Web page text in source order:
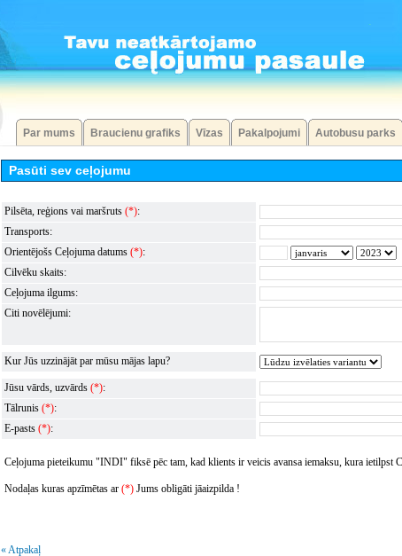
Par mums Braucienu grafiks Vīzas Pakalpojumi Autobusu parks
Pasūti sev ceļojumu
Pilsēta, reģions vai maršruts (*):
Transports:
Orientējošs Ceļojuma datums (*):
Cilvēku skaits:
Ceļojuma ilgums:
Citi novēlējumi:
Kur Jūs uzzinājāt par mūsu mājas lapu?
Jūsu vārds, uzvārds (*):
Tālrunis (*):
E-pasts (*):
Ceļojuma pieteikumu "INDI" fiksē pēc tam, kad klients ir veicis avansa iemaksu, kura ietilpst
Nodaļas kuras apzīmētas ar (*) Jums obligāti jāaizpilda !
« Atpakaļ